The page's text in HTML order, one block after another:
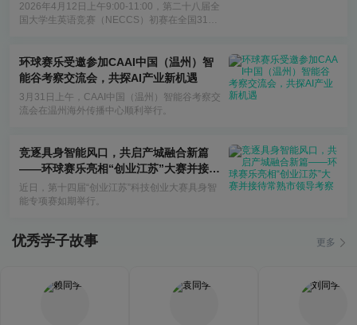
2026年4月12日上午9:00-11:00，第二十八届全
国大学生英语竞赛（NECCS）初赛在全国31个
环球赛乐受邀参加CAAI中国（温州）智
能谷考察交流会，共探AI产业新机遇
3月31日上午，CAAI中国（温州）智能谷考察交
流会在温州海外传播中心顺利举行。
竞逐具身智能风口，共启产城融合新篇
——环球赛乐亮相“创业江苏”大赛并接待
常熟市领导考察
近日，第十四届“创业江苏”科技创业大赛具身智
能专项赛如期举行。
优秀学子故事 更多